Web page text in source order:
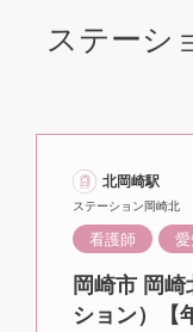
ステーシ
北岡崎駅
ステーション岡崎北
看護師
岡崎市 岡
ション）【